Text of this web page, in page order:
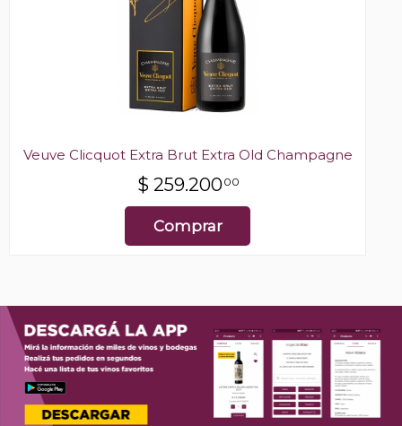
Veuve Clicquot Extra Brut Extra Old Champagne
$ 259.20000
Comprar